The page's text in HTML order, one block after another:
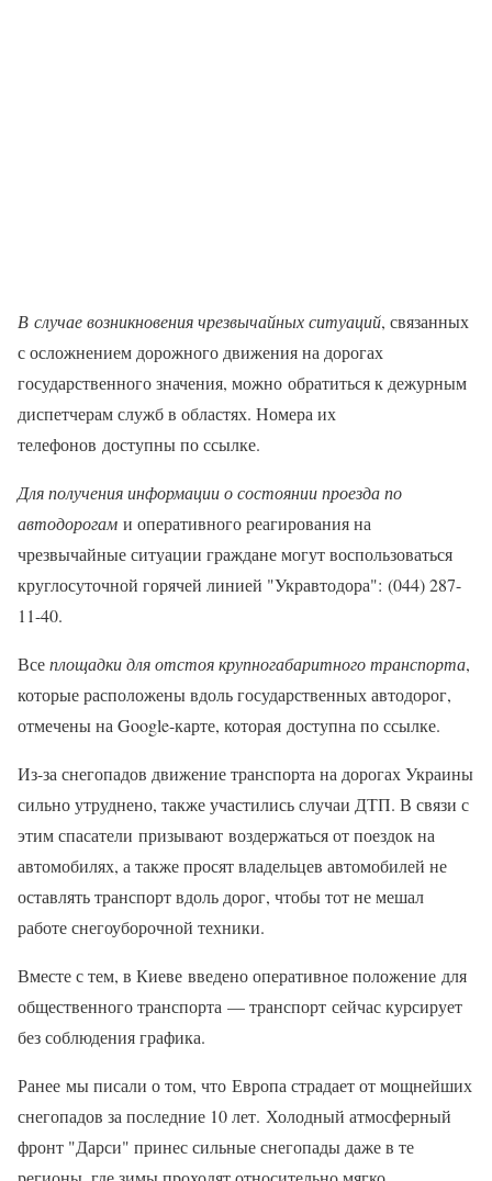
В случае возникновения чрезвычайных ситуаций, связанных
с осложнением дорожного движения на дорогах
государственного значения, можно обратиться к дежурным
диспетчерам служб в областях. Номера их
телефонов доступны по ссылке.
Для получения информации о состоянии проезда по
автодорогам и оперативного реагирования на
чрезвычайные ситуации граждане могут воспользоваться
круглосуточной горячей линией "Укравтодора": (044) 287-
11-40.
Всеплощадки для отстоя крупногабаритного транспорта,
которые расположены вдоль государственных автодорог,
отмечены на Google-карте, которая доступна по ссылке.
Из-за снегопадов движение транспорта на дорогах Украины
сильно утруднено, также участились случаи ДТП. В связи с
этим спасатели призывают воздержаться от поездок на
автомобилях, а также просят владельцев автомобилей не
оставлять транспорт вдоль дорог, чтобы тот не мешал
работе снегоуборочной техники.
Вместе с тем, в Киеве введено оперативное положение для
общественного транспорта — транспорт сейчас курсирует
без соблюдения графика.
Ранее мы писали о том, что Европа страдает от мощнейших
снегопадов за последние 10 лет. Холодный атмосферный
фронт "Дарси" принес сильные снегопады даже в те